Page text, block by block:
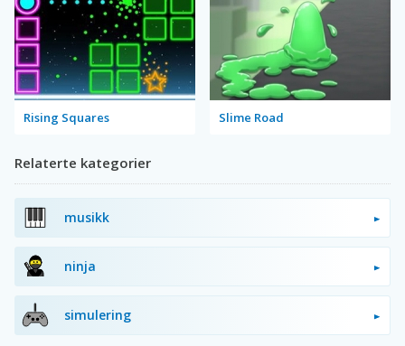
Rising Squares Slime Road
Relaterte kategorier
musikk
ninja
simulering